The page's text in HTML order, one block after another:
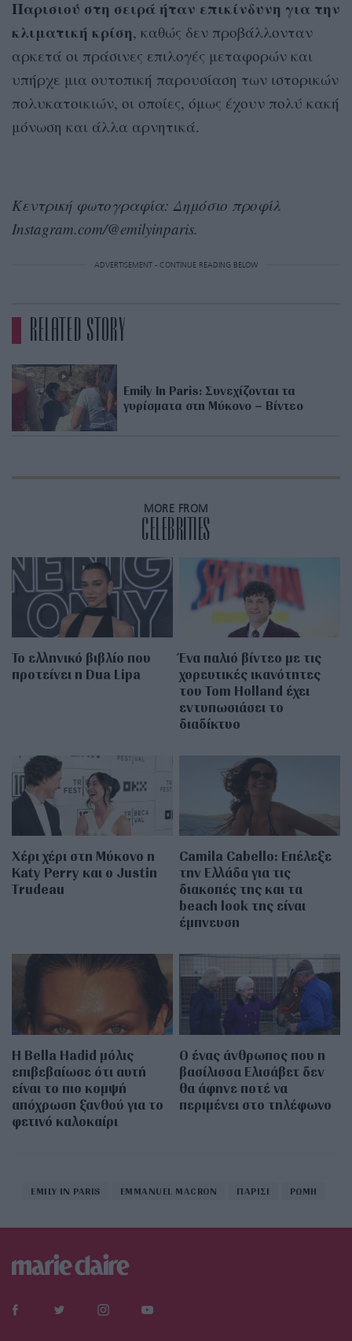
Παρισιού στη σειρά ήταν επικίνδυνη για την
κλιματική κρίση, καθώς δεν προβάλλονταν
αρκετά οι πράσινες επιλογές μεταφορών και
υπήρχε μια ουτοπική παρουσίαση των ιστορικών
πολυκατοικιών, οι οποίες, όμως έχουν πολύ κακή
μόνωση και άλλα αρνητικά.
Κεντρική φωτογραφία: Δημόσιο προφίλ
Instagram.com/@emilyinparis.
ADVERTISEMENT - CONTINUE READING BELOW
RELATED STORY
Emily In Paris: Συνεχίζονται τα
γυρίσματα στη Μύκονο – Βίντεο
MORE FROM
CELEBRITIES
Το ελληνικό βιβλίο που
προτείνει η Dua Lipa
Ένα παλιό βίντεο με τις
χορευτικές ικανότητες
του Tom Holland έχει
εντυπωσιάσει το
διαδίκτυο
Χέρι χέρι στη Μύκονο η
Katy Perry και ο Justin
Trudeau
Camila Cabello: Επέλεξε
την Ελλάδα για τις
διακοπές της και τα
beach look της είναι
έμπνευση
Η Bella Hadid μόλις
επιβεβαίωσε ότι αυτή
είναι το πιο κομψή
απόχρωση ξανθού για το
φετινό καλοκαίρι
Ο ένας άνθρωπος που η
βασίλισσα Ελισάβετ δεν
θα άφηνε ποτέ να
περιμένει στο τηλέφωνο
EMILY IN PARIS EMMANUEL MACRON ΠΑΡΙΣΙ ΡΩΜΗ